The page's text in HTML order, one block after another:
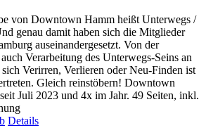
von Downtown Hamm heißt Unterwegs /
genau damit haben sich die Mitglieder
auseinandergesetzt. Von der
Verarbeitung des Unterwegs-Seins an
Verirren, Verlieren oder Neu-Finden ist
Gleich reinstöbern! Downtown
Juli 2023 und 4x im Jahr. 49 Seiten, inkl.
Details